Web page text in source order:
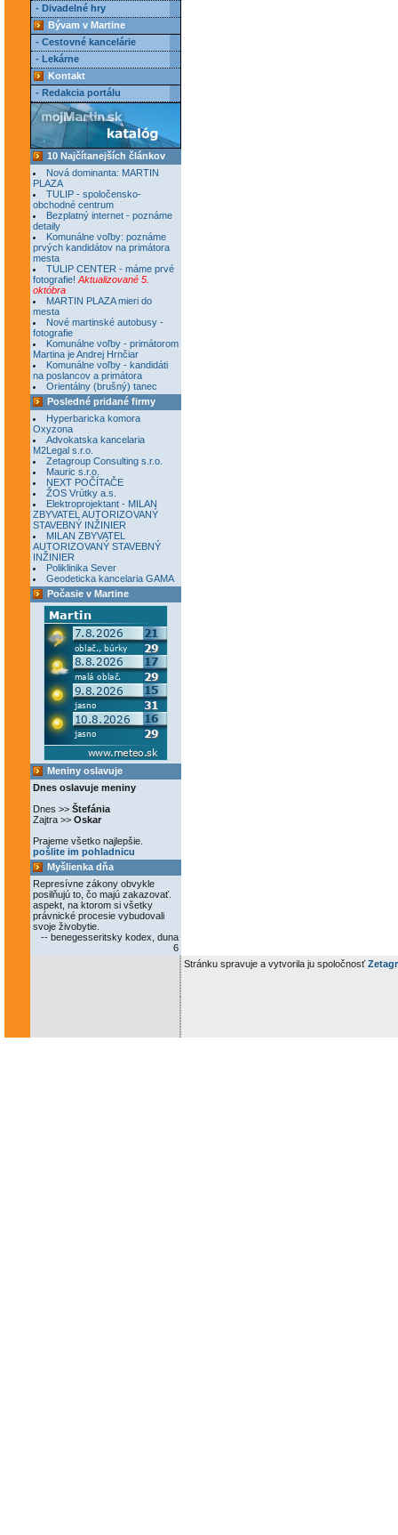
- Divadelné hry
Bývam v Martine
- Cestovné kancelárie
- Lekárne
Kontakt
- Redakcia portálu
10 Najčítanejších článkov
Nová dominanta: MARTIN
PLAZA
TULIP - spoločensko-
obchodné centrum
Bezplatný internet - poznáme
detaily
Komunálne voľby: poznáme
prvých kandidátov na primátora
mesta
TULIP CENTER - máme prvé
fotografie! Aktualizované 5.
októbra
MARTIN PLAZA mieri do
mesta
Nové martinské autobusy -
fotografie
Komunálne voľby - primátorom
Martina je Andrej Hrnčiar
Komunálne voľby - kandidáti
na poslancov a primátora
Orientálny (brušný) tanec
Posledné pridané firmy
Hyperbaricka komora
Oxyzona
Advokatska kancelaria
M2Legal s.r.o.
Zetagroup Consulting s.r.o.
Mauric s.r.o.
NEXT POČÍTAČE
ŽOS Vrútky a.s.
Elektroprojektant - MILAN
ZBYVATEL AUTORIZOVANÝ
STAVEBNÝ INŽINIER
MILAN ZBYVATEL
AUTORIZOVANÝ STAVEBNÝ
INŽINIER
Poliklinika Sever
Geodeticka kancelaria GAMA
Počasie v Martine
Meniny oslavuje
Dnes oslavuje meniny
Dnes >> Štefánia
Zajtra >> Oskar
Prajeme všetko najlepšie.
pošlite im pohladnicu
Myšlienka dňa
Represívne zákony obvykle
posilňujú to, čo majú zakazovať.
aspekt, na ktorom si všetky
právnické procesie vybudovali
svoje živobytie.
-- benegesseritsky kodex, duna
6
Stránku spravuje a vytvorila ju spoločnosť